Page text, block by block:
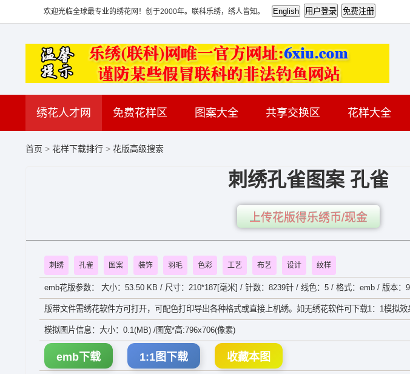
欢迎光临全球最专业的绣花网！创于2000年。联科乐绣，绣人皆知。
绣花人才网 免费花样区 图案大全 共享交换区 花样大全
首页 > 花样下载排行 > 花版高级搜索
刺绣孔雀图案 孔雀
上传花版得乐绣币/现金
刺绣 孔雀 图案 装饰 羽毛 色彩 工艺 布艺 设计 纹样
emb花版参数： 大小：53.50 KB / 尺寸：210*187[毫米] / 针数：8239针 / 线色：5 / 格式：emb / 版本：9
版带文件需绣花软件方可打开，可配色打印导出各种格式或直接上机绣。如无绣花软件可下载1：1模拟效
模拟图片信息：大小：0.1(MB) /图宽*高:796x706(像素)
emb下载 1:1图下载 收藏本图